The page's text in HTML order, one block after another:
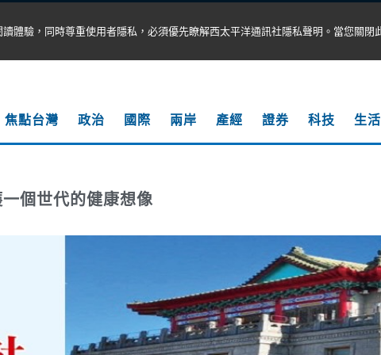
焦點台灣 政治 國際 兩岸 產經 證券 科技 生活
個世代的健康想像
體驗，同時尊重使用者隱私，必須優先瞭解西太平洋通訊社隱私聲明。當您關閉